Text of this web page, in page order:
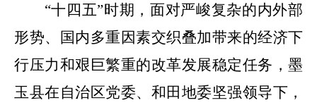
“十四五”时期，面对严峻复杂的内外部
形势、国内多重因素交织叠加带来的经济下
行压力和艰巨繁重的改革发展稳定任务，墨
玉县在自治区党委、和田地委坚强领导下，